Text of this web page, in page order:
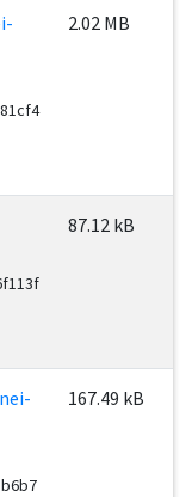
2.02 MB
87.12 kB
167.49 kB